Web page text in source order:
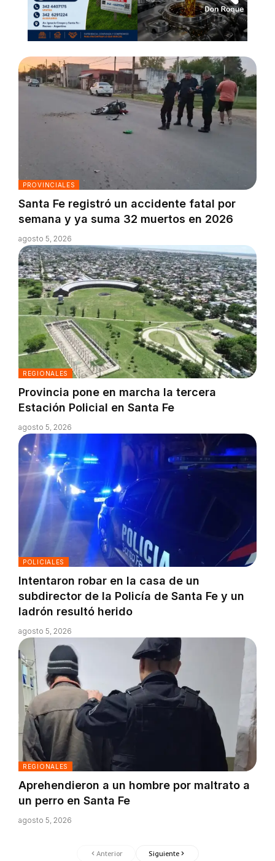
PROVINCIALES
Santa Fe registró un accidente fatal por
semana y ya suma 32 muertos en 2026
agosto 5, 2026
REGIONALES
Provincia pone en marcha la tercera
Estación Policial en Santa Fe
agosto 5, 2026
POLICIALES
Intentaron robar en la casa de un
subdirector de la Policía de Santa Fe y un
ladrón resultó herido
agosto 5, 2026
REGIONALES
Aprehendieron a un hombre por maltrato a
un perro en Santa Fe
agosto 5, 2026
Anterior Siguiente